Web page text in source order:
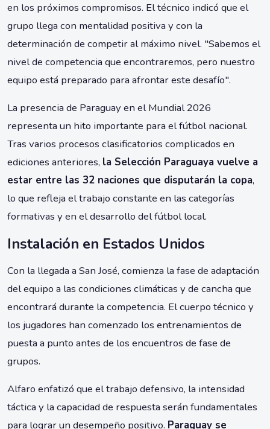
en los próximos compromisos. El técnico indicó que el
grupo llega con mentalidad positiva y con la
determinación de competir al máximo nivel. "Sabemos el
nivel de competencia que encontraremos, pero nuestro
equipo está preparado para afrontar este desafío".
La presencia de Paraguay en el Mundial 2026
representa un hito importante para el fútbol nacional.
Tras varios procesos clasificatorios complicados en
ediciones anteriores, la Selección Paraguaya vuelve a
estar entre las 32 naciones que disputarán la copa,
lo que refleja el trabajo constante en las categorías
formativas y en el desarrollo del fútbol local.
Instalación en Estados Unidos
Con la llegada a San José, comienza la fase de adaptación
del equipo a las condiciones climáticas y de cancha que
encontrará durante la competencia. El cuerpo técnico y
los jugadores han comenzado los entrenamientos de
puesta a punto antes de los encuentros de fase de
grupos.
Alfaro enfatizó que el trabajo defensivo, la intensidad
táctica y la capacidad de respuesta serán fundamentales
para lograr un desempeño positivo. Paraguay se